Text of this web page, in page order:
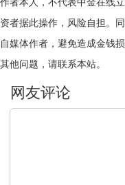
作者本人，不代表中金在线
资者据此操作，风险自担。
自媒体作者，避免造成金钱
其他问题，请联系本站。